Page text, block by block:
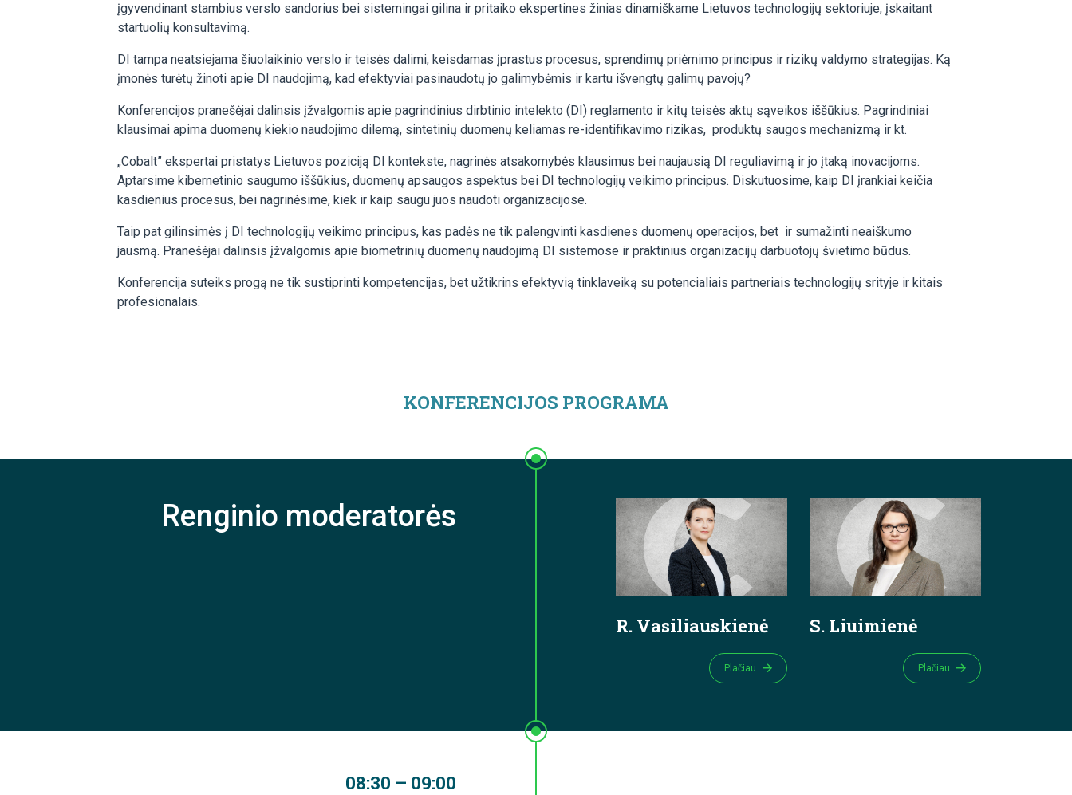
įgyvendinant stambius verslo sandorius bei sistemingai gilina ir pritaiko ekspertines žinias dinamiškame Lietuvos technologijų sektoriuje, įskaitant
startuolių konsultavimą.
DI tampa neatsiejama šiuolaikinio verslo ir teisės dalimi, keisdamas įprastus procesus, sprendimų priėmimo principus ir rizikų valdymo strategijas. Ką
įmonės turėtų žinoti apie DI naudojimą, kad efektyviai pasinaudotų jo galimybėmis ir kartu išvengtų galimų pavojų?
Konferencijos pranešėjai dalinsis įžvalgomis apie pagrindinius dirbtinio intelekto (DI) reglamento ir kitų teisės aktų sąveikos iššūkius. Pagrindiniai
klausimai apima duomenų kiekio naudojimo dilemą, sintetinių duomenų keliamas re-identifikavimo rizikas, produktų saugos mechanizmą ir kt.
„Cobalt” ekspertai pristatys Lietuvos poziciją DI kontekste, nagrinės atsakomybės klausimus bei naujausią DI reguliavimą ir jo įtaką inovacijoms.
Aptarsime kibernetinio saugumo iššūkius, duomenų apsaugos aspektus bei DI technologijų veikimo principus. Diskutuosime, kaip DI įrankiai keičia
kasdienius procesus, bei nagrinėsime, kiek ir kaip saugu juos naudoti organizacijose.
Taip pat gilinsimės į DI technologijų veikimo principus, kas padės ne tik palengvinti kasdienes duomenų operacijos, bet ir sumažinti neaiškumo
jausmą. Pranešėjai dalinsis įžvalgomis apie biometrinių duomenų naudojimą DI sistemose ir praktinius organizacijų darbuotojų švietimo būdus.
Konferencija suteiks progą ne tik sustiprinti kompetencijas, bet užtikrins efektyvią tinklaveiką su potencialiais partneriais technologijų srityje ir kitais
profesionalais.
KONFERENCIJOS PROGRAMA
Renginio moderatorės
R. Vasiliauskienė
Plačiau
S. Liuimienė
Plačiau
08:30 – 09:00